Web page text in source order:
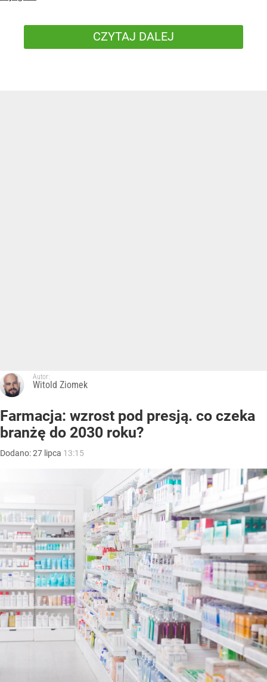
CZYTAJ DALEJ
Autor:
Witold Ziomek
Farmacja: wzrost pod presją. co czeka
branżę do 2030 roku?
Dodano:27 lipca 13:15